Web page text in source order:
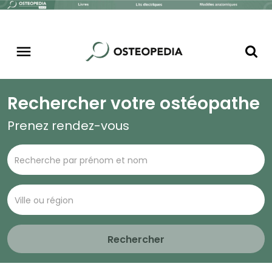
Rechercher votre ostéopathe
Prenez rendez-vous
Rechercher